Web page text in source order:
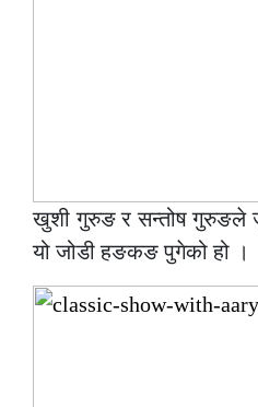
खुशी गुरुङ र सन्तोष गुरुङले
यो जोडी हङकङ पुगेको हो ।